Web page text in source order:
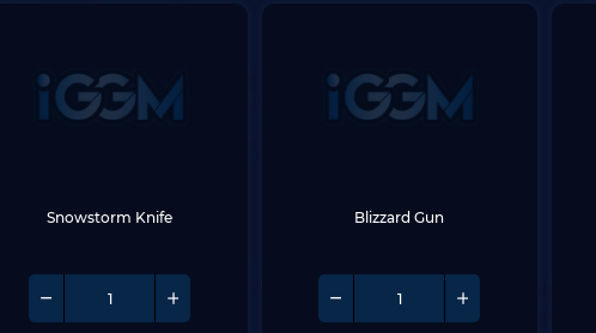
Snowstorm Knife Blizzard Gun